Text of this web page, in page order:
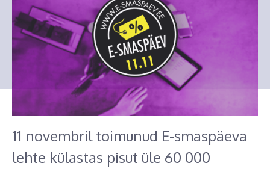
11 novembril toimunud E-smaspäeva
lehte külastas pisut üle 60 000